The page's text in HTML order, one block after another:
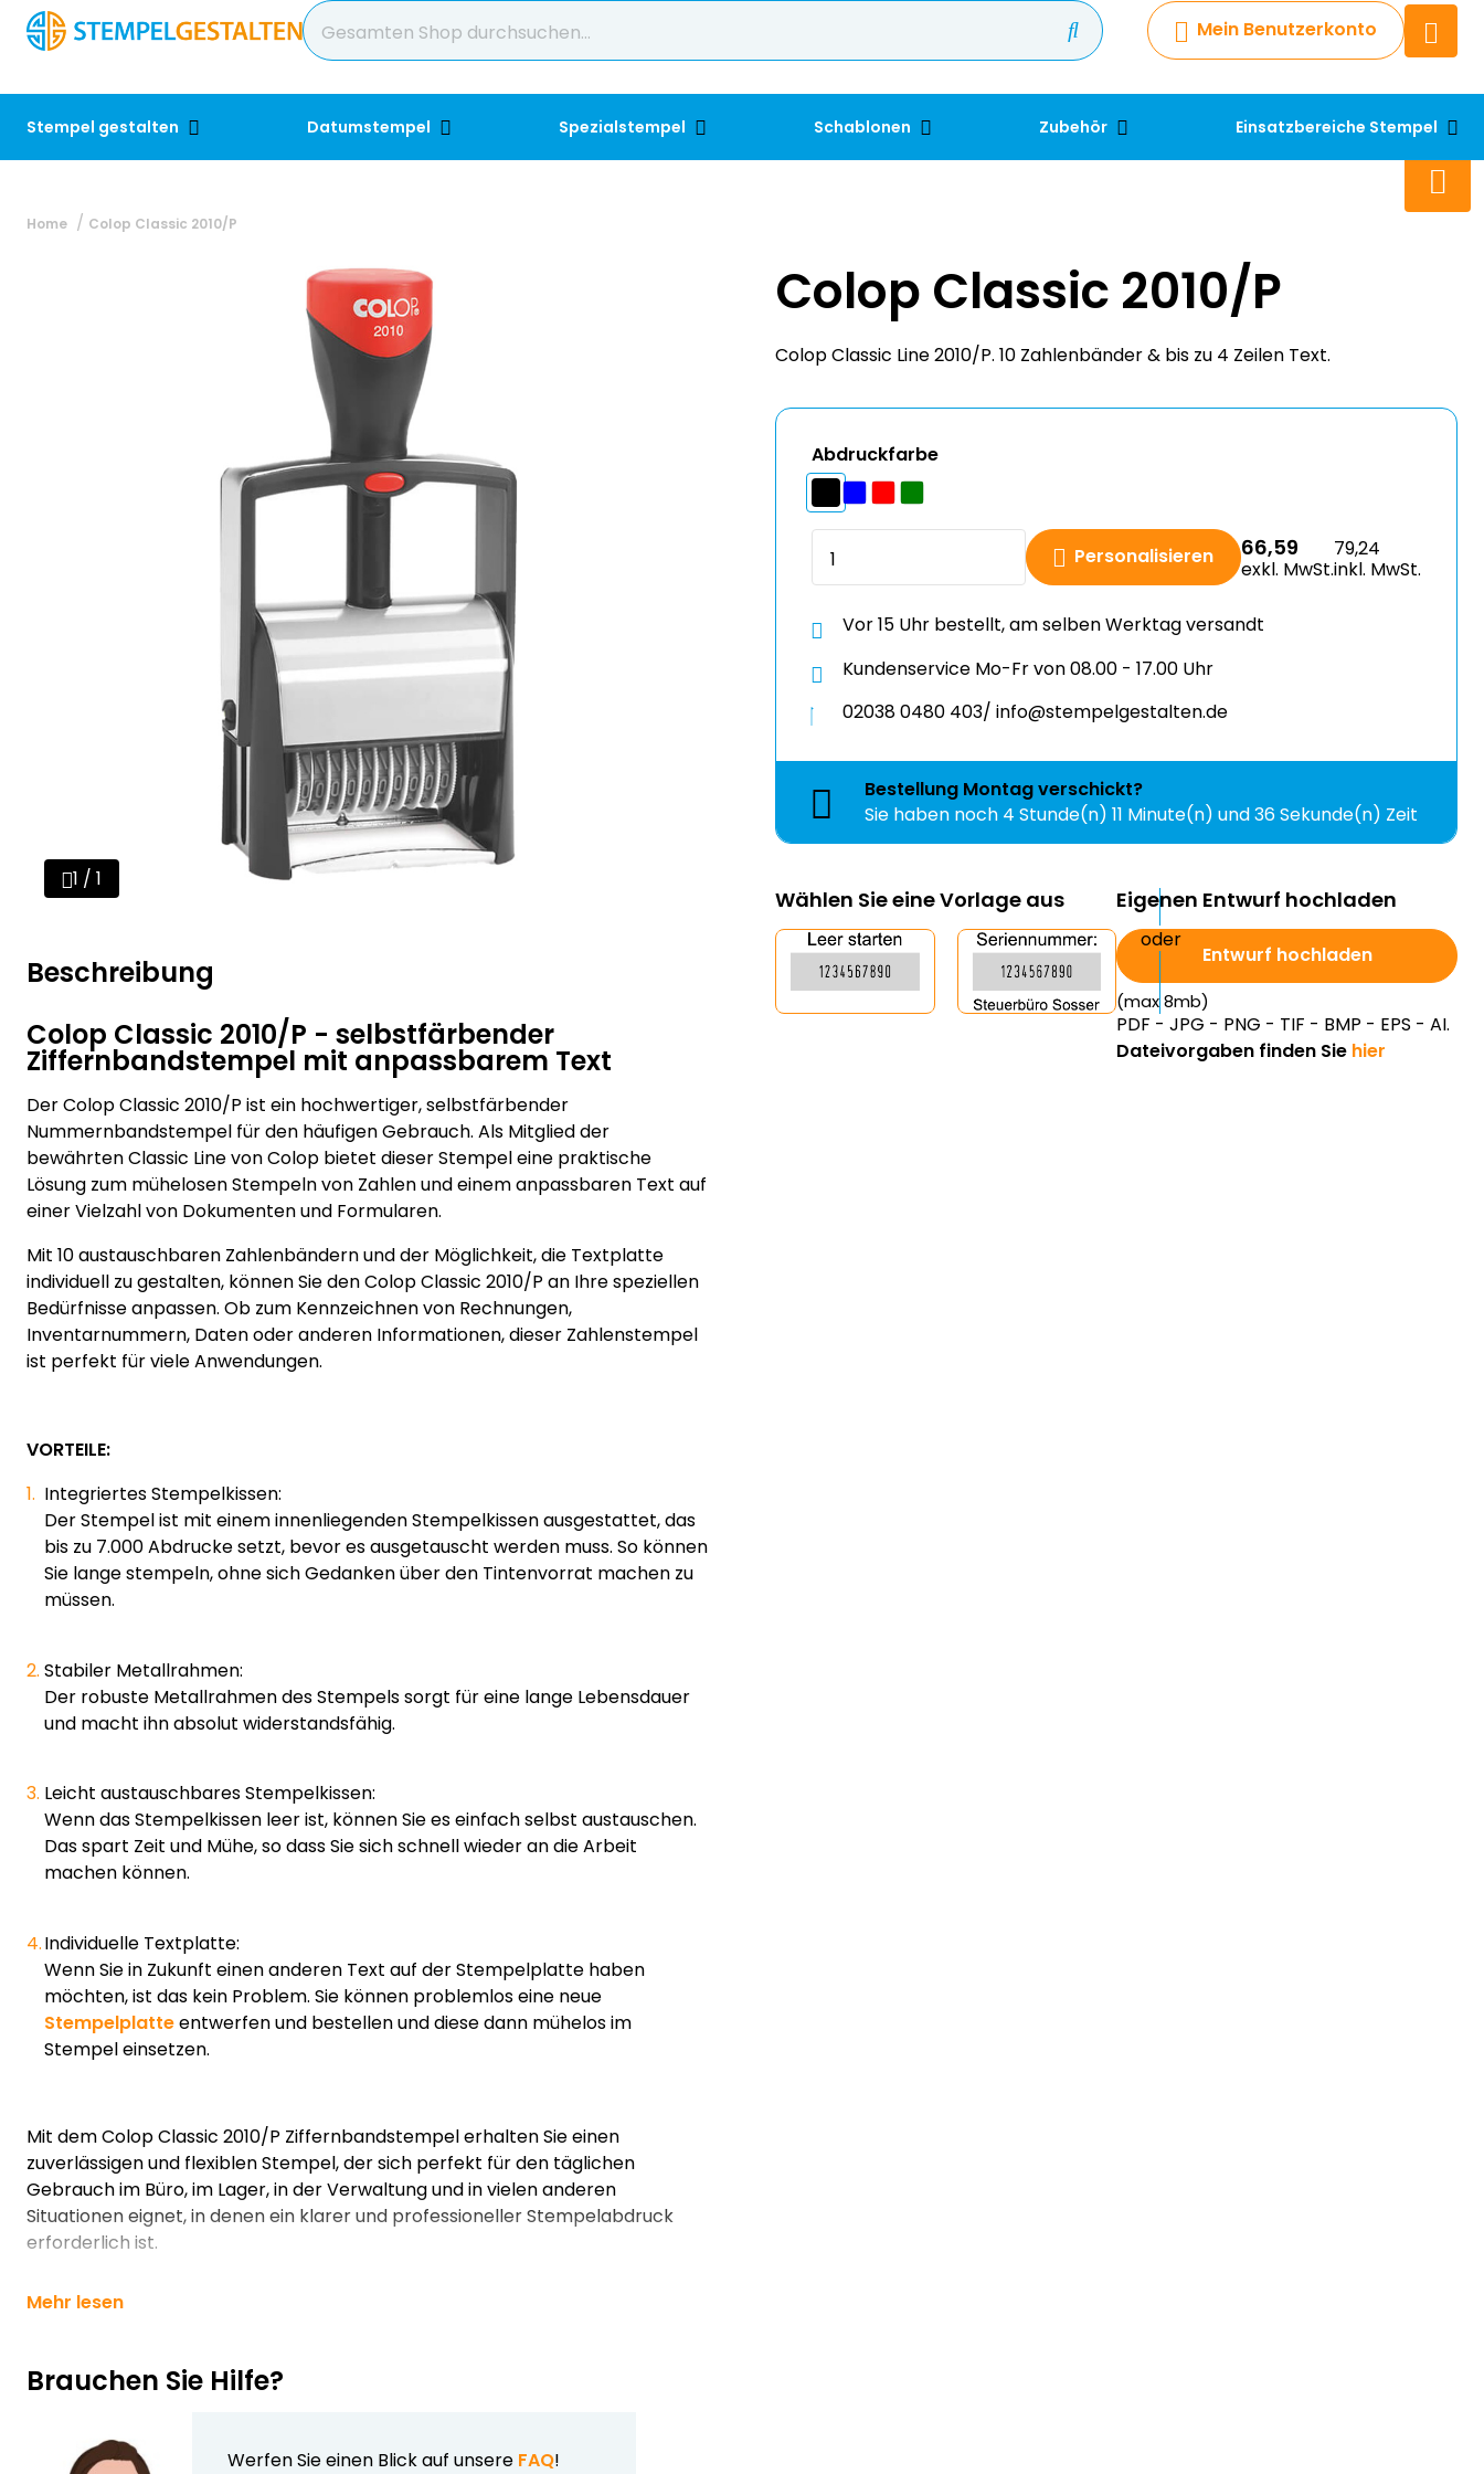
Mein Benutzerkonto
Stempel gestalten Datumstempel Spezialstempel Schablonen Zubehör Einsatzbereiche Stempel
Chatbot
Chatten Sie 24/7 mit unserem
+49 2038 0480 403
Home Colop Classic 2010/P
1 / 1
Beschreibung
Colop Classic 2010/P - selbstfärbender
Ziffernbandstempel mit anpassbarem Text
Der Colop Classic 2010/P ist ein hochwertiger, selbstfärbender
Nummernbandstempel für den häufigen Gebrauch. Als Mitglied der
bewährten Classic Line von Colop bietet dieser Stempel eine praktische
Lösung zum mühelosen Stempeln von Zahlen und einem anpassbaren Text auf
einer Vielzahl von Dokumenten und Formularen.
Mit 10 austauschbaren Zahlenbändern und der Möglichkeit, die Textplatte
individuell zu gestalten, können Sie den Colop Classic 2010/P an Ihre speziellen
Bedürfnisse anpassen. Ob zum Kennzeichnen von Rechnungen,
Inventarnummern, Daten oder anderen Informationen, dieser Zahlenstempel
ist perfekt für viele Anwendungen.
VORTEILE:
Integriertes Stempelkissen:
Der Stempel ist mit einem innenliegenden Stempelkissen ausgestattet, das
bis zu 7.000 Abdrucke setzt, bevor es ausgetauscht werden muss. So können
Sie lange stempeln, ohne sich Gedanken über den Tintenvorrat machen zu
müssen.
Stabiler Metallrahmen:
Der robuste Metallrahmen des Stempels sorgt für eine lange Lebensdauer
und macht ihn absolut widerstandsfähig.
Leicht austauschbares Stempelkissen:
Wenn das Stempelkissen leer ist, können Sie es einfach selbst austauschen.
Das spart Zeit und Mühe, so dass Sie sich schnell wieder an die Arbeit
machen können.
Individuelle Textplatte:
Wenn Sie in Zukunft einen anderen Text auf der Stempelplatte haben
möchten, ist das kein Problem. Sie können problemlos eine neue
Stempelplatteentwerfen und bestellen und diese dann mühelos im
Stempel einsetzen.
Mit dem Colop Classic 2010/P Ziffernbandstempel erhalten Sie einen
zuverlässigen und flexiblen Stempel, der sich perfekt für den täglichen
Gebrauch im Büro, im Lager, in der Verwaltung und in vielen anderen
Situationen eignet, in denen ein klarer und professioneller Stempelabdruck
erforderlich ist.
Mehr lesen
Brauchen Sie Hilfe?
Werfen Sie einen Blick auf unsere FAQ!
Colop Classic 2010/P
Colop Classic Line 2010/P. 10 Zahlenbänder & bis zu 4 Zeilen Text.
Abdruckfarbe
Personalisieren 66,59
exkl. MwSt.
79,24
inkl. MwSt.
Vor 15 Uhr bestellt, am selben Werktag versandt
Kundenservice Mo-Fr von 08.00 - 17.00 Uhr
02038 0480 403/ info@stempelgestalten.de
Bestellung Montagverschickt?
Sie haben noch 4 Stunde(n) 11 Minute(n) und 36 Sekunde(n) Zeit
Wählen Sie eine Vorlage aus Eigenen Entwurf hochladen
Entwurf hochladen
(max 8mb)
PDF - JPG - PNG - TIF - BMP - EPS - AI.
Dateivorgaben finden Sie hier